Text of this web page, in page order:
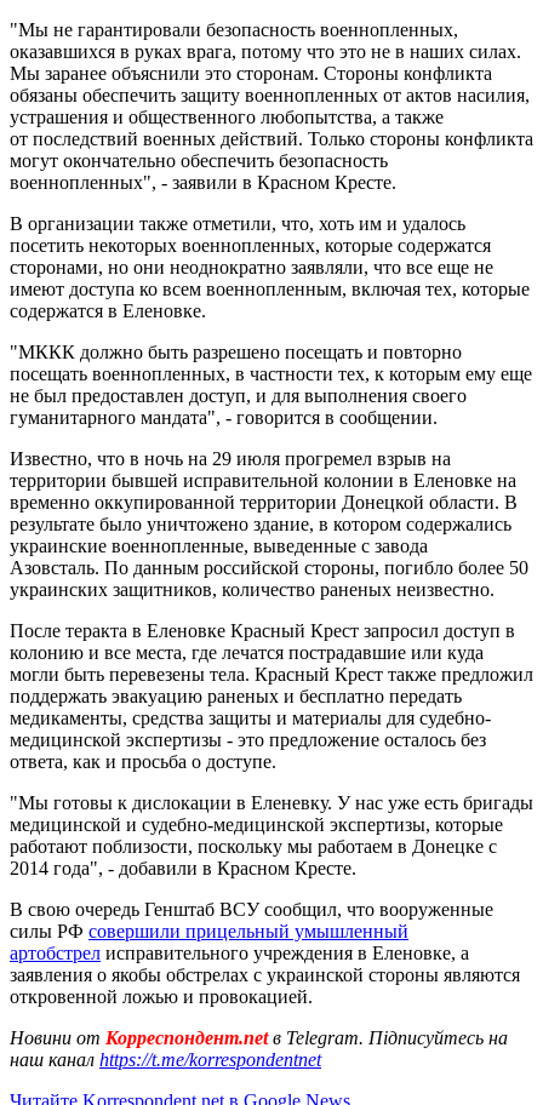
"Мы не гарантировали безопасность военнопленных,
оказавшихся в руках врага, потому что это не в наших силах.
Мы заранее объяснили это сторонам. Стороны конфликта
обязаны обеспечить защиту военнопленных от актов насилия,
устрашения и общественного любопытства, а также
от последствий военных действий. Только стороны конфликта
могут окончательно обеспечить безопасность
военнопленных", - заявили в Красном Кресте.
В организации также отметили, что, хоть им и удалось
посетить некоторых военнопленных, которые содержатся
сторонами, но они неоднократно заявляли, что все еще не
имеют доступа ко всем военнопленным, включая тех, которые
содержатся в Еленовке.
"МККК должно быть разрешено посещать и повторно
посещать военнопленных, в частности тех, к которым ему еще
не был предоставлен доступ, и для выполнения своего
гуманитарного мандата", - говорится в сообщении.
Известно, что в ночь на 29 июля прогремел взрыв на
территории бывшей исправительной колонии в Еленовке на
временно оккупированной территории Донецкой области. В
результате было уничтожено здание, в котором содержались
украинские военнопленные, выведенные с завода
Азовсталь. По данным российской стороны, погибло более 50
украинских защитников, количество раненых неизвестно.
После теракта в Еленовке Красный Крест запросил доступ в
колонию и все места, где лечатся пострадавшие или куда
могли быть перевезены тела. Красный Крест также предложил
поддержать эвакуацию раненых и бесплатно передать
медикаменты, средства защиты и материалы для судебно-
медицинской экспертизы - это предложение осталось без
ответа, как и просьба о доступе.
"Мы готовы к дислокации в Еленевку. У нас уже есть бригады
медицинской и судебно-медицинской экспертизы, которые
работают поблизости, поскольку мы работаем в Донецке с
2014 года", - добавили в Красном Кресте.
В свою очередь Генштаб ВСУ сообщил, что вооруженные
силы РФ совершили прицельный умышленный
артобстрел исправительного учреждения в Еленовке, а
заявления о якобы обстрелах с украинской стороны являются
откровенной ложью и провокацией.
Новини от Корреспондент.netв Telegram. Підписуйтесь на
наш канал https://t.me/korrespondentnet
Читайте Korrespondent.net в Google News